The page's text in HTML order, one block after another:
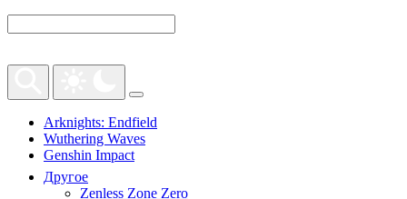
Arknights: Endfield
Wuthering Waves
Genshin Impact
Другое
Zenless Zone Zero